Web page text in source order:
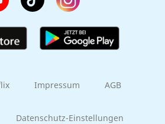
Impressum AGB
Datenschutz-Einstellungen